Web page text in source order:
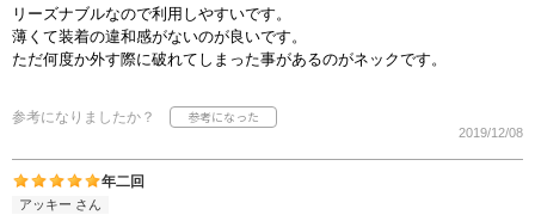
リーズナブルなので利用しやすいです。
薄くて装着の違和感がないのが良いです。
ただ何度か外す際に破れてしまった事があるのがネックです。
参考になりましたか？
2019/12/08
年二回
アッキー さん